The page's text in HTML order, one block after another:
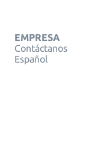
EMPRESA
Contáctanos
Español